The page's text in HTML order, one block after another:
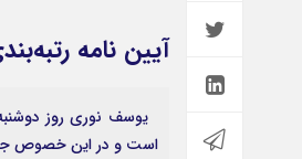
آیین نامه
یوسف نوری روز
است و در این خصوص